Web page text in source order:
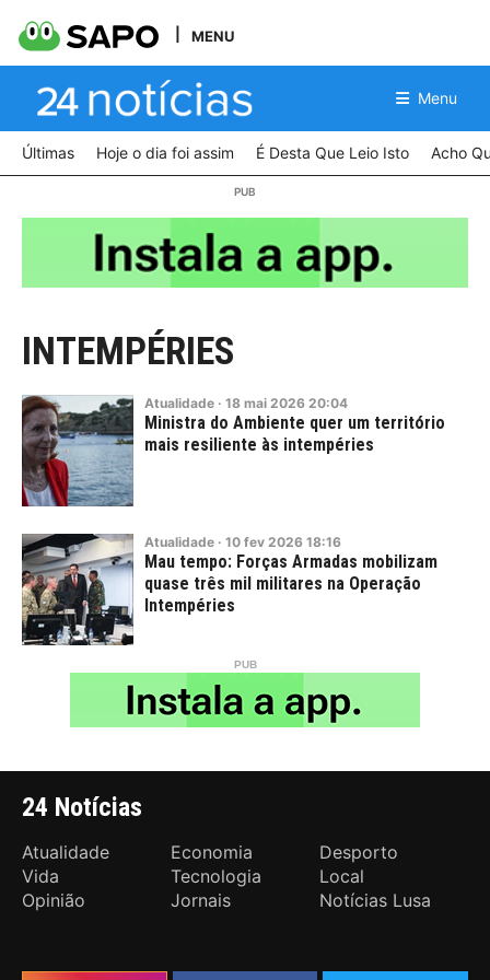
MENU
Menu
Últimas Hoje o dia foi assim É Desta Que Leio Isto Acho
INTEMPÉRIES
Atualidade · 18 mai 2026 20:04
Ministra do Ambiente quer um território
mais resiliente às intempéries
Atualidade · 10 fev 2026 18:16
Mau tempo: Forças Armadas mobilizam
quase três mil militares na Operação
Intempéries
24 Notícias
Atualidade Economia
Desporto
Vida
Tecnologia
Local
Opinião
Jornais Notícias Lusa